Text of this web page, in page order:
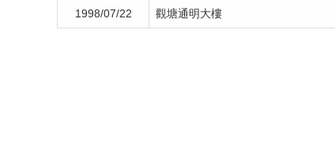
1998/07/22 觀塘通明大樓